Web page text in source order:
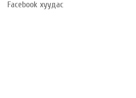
Facebook хуудас